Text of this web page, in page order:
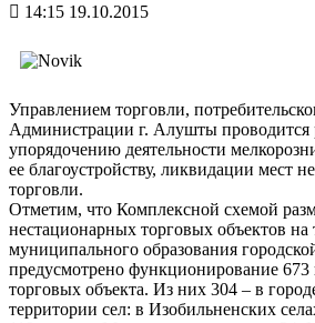
14:15 19.10.2015
Управлением торговли,
Администрации г. Алушты проводится
упорядочению деятельности
ее благоустройству, ликвидации мест
торговли.
Отметим, что Комплексной схемой
нестационарных торговых объектов на
муниципального образования
предусмотрено функционирование
торговых объекта. Из них 304 – в
территории сел: в Изобильненских